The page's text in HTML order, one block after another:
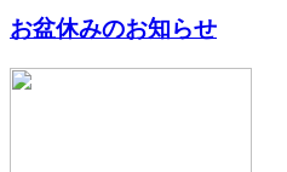
お盆休みのお知らせ